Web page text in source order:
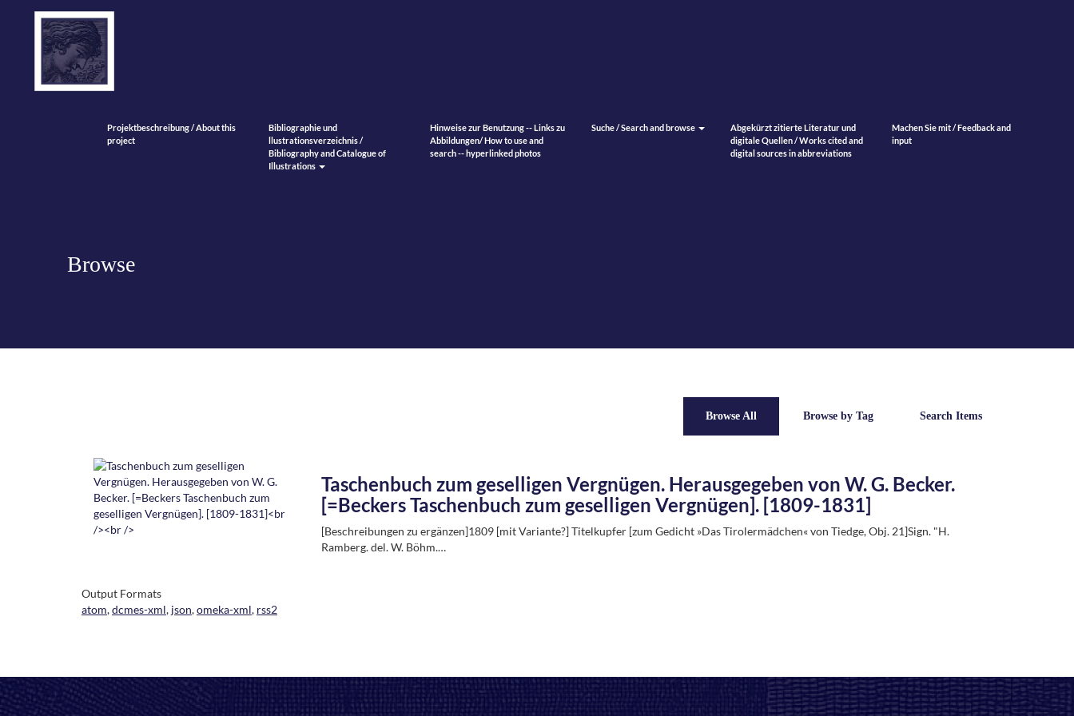
Projektbeschreibung / About this
project
Bibliographie und
llustrationsverzeichnis /
Bibliography and Catalogue of
Illustrations
Hinweise zur Benutzung -- Links zu
Abbildungen/ How to use and
search -- hyperlinked photos
Suche / Search and browse
Abgekürzt zitierte Literatur und
digitale Quellen / Works cited and
digital sources in abbreviations
Machen Sie mit / Feedback and
input
Browse
Browse All Browse by Tag Search Items
Taschenbuch zum geselligen Vergnügen. Herausgegeben von W. G. Becker.
[=Beckers Taschenbuch zum geselligen Vergnügen]. [1809-1831]
[Beschreibungen zu ergänzen]1809 [mit Variante?] Titelkupfer [zum Gedicht »Das Tirolermädchen« von Tiedge, Obj. 21]Sign. "H.
Ramberg. del. W. Böhm.…
Output Formats
atom,dcmes-xml, json,omeka-xml, rss2